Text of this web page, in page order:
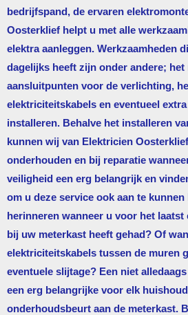
bedrijfspand, de ervaren
Oosterklief helpt u met alle
elektra aanleggen. Werkzaamheden
dagelijks heeft zijn onder andere; het
aansluitpunten voor de verlichting,
elektriciteitskabels en eventueel
installeren. Behalve het installeren
kunnen wij van Elektricien Oosterklief
onderhouden en bij reparatie
veiligheid een erg belangrijk en
om u deze service ook aan te
herinneren wanneer u voor het
bij uw meterkast heeft gehad? Of
elektriciteitskabels tussen de muren
eventuele slijtage? Een niet
een erg belangrijke voor elk
onderhoudsbeurt aan de meterkast.